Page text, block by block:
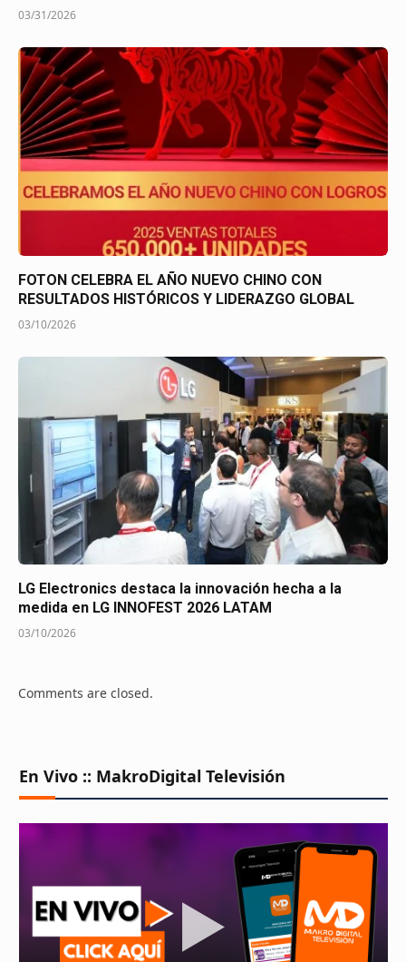
03/31/2026
FOTON CELEBRA EL AÑO NUEVO CHINO CON
RESULTADOS HISTÓRICOS Y LIDERAZGO GLOBAL
03/10/2026
LG Electronics destaca la innovación hecha a la
medida en LG INNOFEST 2026 LATAM
03/10/2026
Comments are closed.
En Vivo :: MakroDigital Televisión